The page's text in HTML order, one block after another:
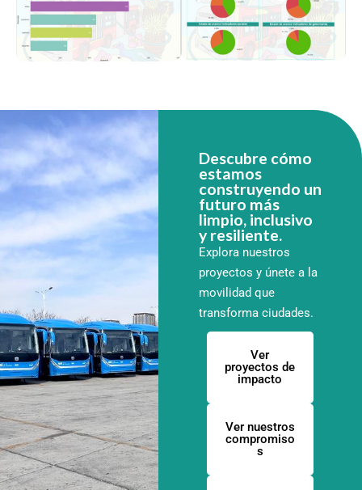
Descubre cómo
estamos
construyendo un
futuro más
limpio, inclusivo
y resiliente.
Explora nuestros
proyectos y únete a la
movilidad que
transforma ciudades.
Ver
proyectos de
impacto
Ver nuestros
compromiso
s